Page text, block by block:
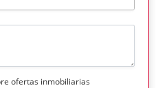
ofertas inmobiliarias